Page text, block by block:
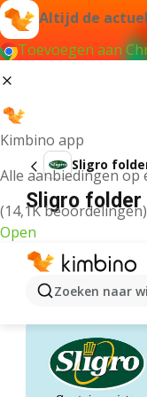
Altijd de
Toevoegen aan
Kimbino app
Alle aanbiedingen op
(14,1K beoordelingen)
Open
Zoeken naar
Sligro
Sligro folder